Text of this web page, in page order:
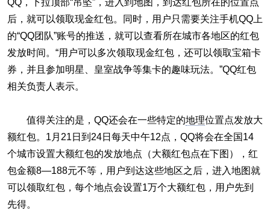
后，就可以领取现金红包。同时，用户只需要关注手机QQ上
的“QQ团队”账号的推送，就可以查看所在城市各地区的红包
发放时间。“用户可以多次领取现金红包，还可以领取宝箱卡
券，并且参加明星、皇室战争等集卡的趣味玩法。”QQ红包
相关负责人表示。
值得关注的是，QQ还会在一些特定的地理位置点发放大
额红包。1月21日到24日每天中午12点，QQ将会在全国14
个城市设置大额红包的发放地点（大额红包点在下图），红
包金额8—188元不等，用户到达这些地区之后，进入地图就
可以领取红包，每个地点会设置1万个大额红包，用户先到
先得。